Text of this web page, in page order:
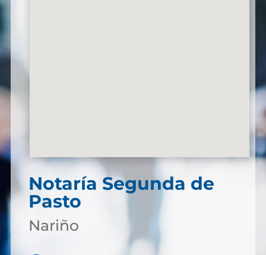
Notaría Segunda de
Pasto
Nariño